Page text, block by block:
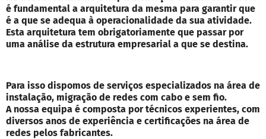
é fundamental a arquitetura da mesma para garantir que
é a que se adequa à operacionalidade da sua atividade.
Esta arquitetura tem obrigatoriamente que passar por
uma análise da estrutura empresarial a que se destina.
Para isso dispomos de serviços especializados na área de
instalação, migração de redes com cabo e sem fio.
A nossa equipa é composta por técnicos experientes, com
diversos anos de experiência e certificações na área de
redes pelos fabricantes.